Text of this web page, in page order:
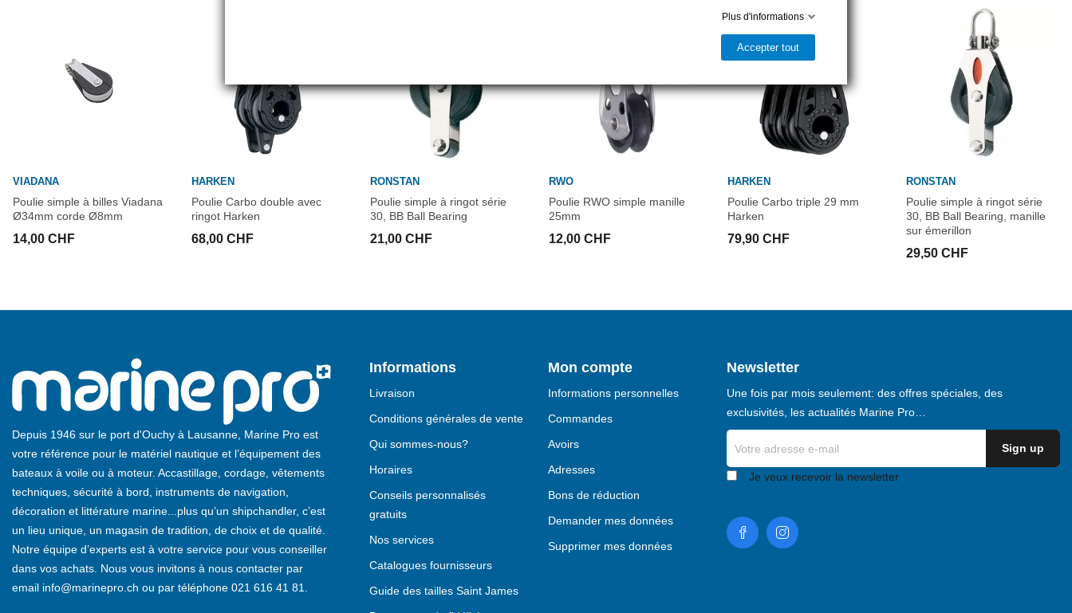
VIADANA
Poulie simple à billes Viadana
Ø34mm corde Ø8mm
14,00 CHF
HARKEN
Poulie Carbo double avec
ringot Harken
68,00 CHF
RONSTAN
Poulie simple à ringot série
30, BB Ball Bearing
21,00 CHF
RWO
Poulie RWO simple manille
25mm
12,00 CHF
HARKEN
Poulie Carbo triple 29 mm
Harken
79,90 CHF
RONSTAN
Poulie simple à ringot série
30, BB Ball Bearing, manille
sur émerillon
29,50 CHF
Depuis 1946 sur le port d'Ouchy à Lausanne, Marine Pro est
votre référence pour le matériel nautique et l’équipement des
bateaux à voile ou à moteur. Accastillage, cordage, vêtements
techniques, sécurité à bord, instruments de navigation,
décoration et littérature marine...plus qu’un shipchandler, c’est
un lieu unique, un magasin de tradition, de choix et de qualité.
Notre équipe d’experts est à votre service pour vous conseiller
dans vos achats. Nous vous invitons à nous contacter par
email info@marinepro.ch ou par téléphone 021 616 41 81.
Informations
Livraison
Conditions générales de vente
Qui sommes-nous?
Horaires
Conseils personnalisés
gratuits
Nos services
Catalogues fournisseurs
Guide des tailles Saint James
Mon compte
Informations personnelles
Commandes
Avoirs
Adresses
Bons de réduction
Demander mes données
Supprimer mes données
Newsletter
Une fois par mois seulement: des offres spéciales, des
exclusivités, les actualités Marine Pro…
Je veux recevoir la newsletter
Plus d'informations
Accepter tout